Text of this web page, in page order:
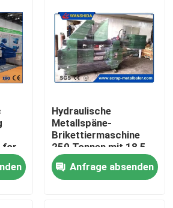
for
Hydraulische
Metallspäne-
Brikettiermaschine
250 Tonnen mit 18,5
KW Leistung für kleine
Recyclinganwendungen
Anfrage absenden